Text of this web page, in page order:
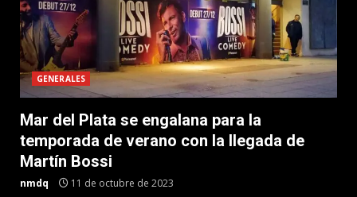
GENERALES
Mar del Plata se engalana para la
temporada de verano con la llegada de
Martín Bossi
nmdq 11 de octubre de 2023